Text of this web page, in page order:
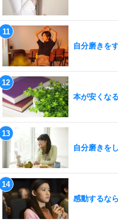
自分磨きを
本が安くな
自分磨きを
感動するな